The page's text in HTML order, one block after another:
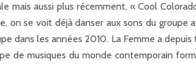
mais aussi plus récemment, « Cool
on se voit déjà danser aux sons du
dans les années 2010. La Femme a
de musiques du monde contemporain